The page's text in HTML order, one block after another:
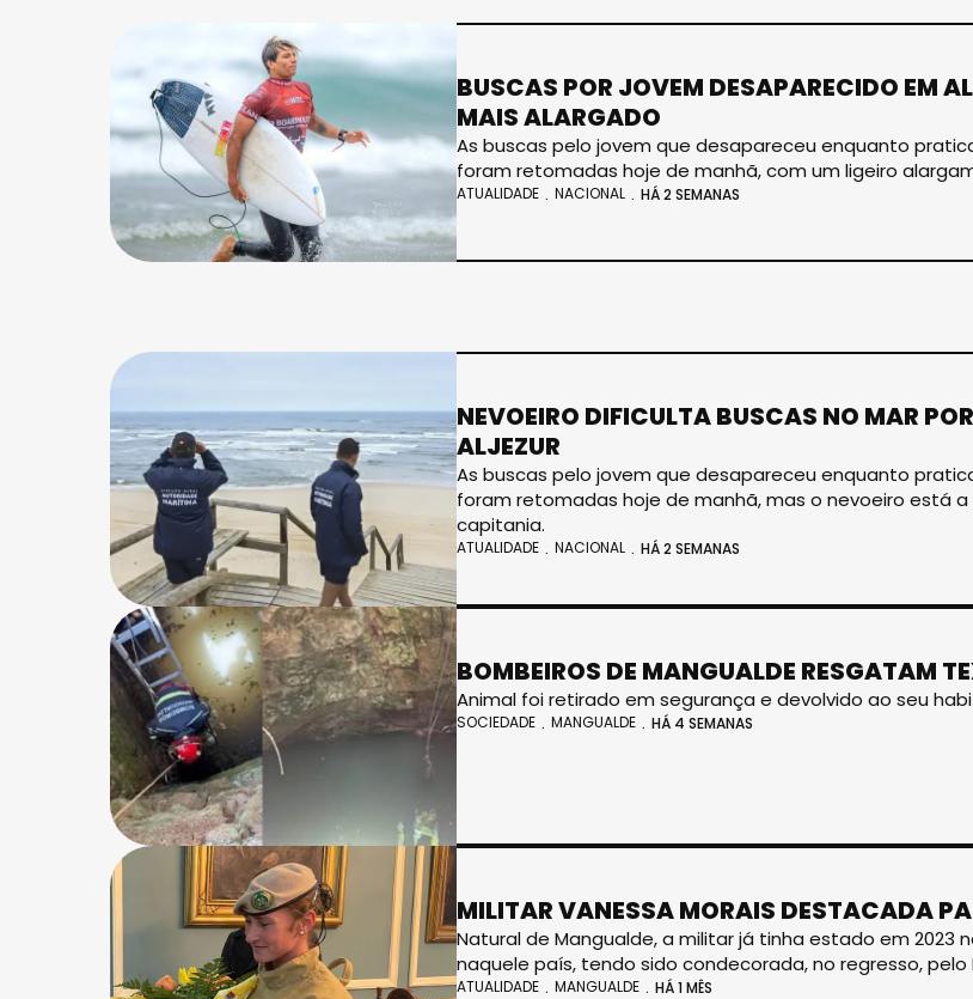
BUSCAS POR JOVEM DESAPARECIDO EM
MAIS ALARGADO
As buscas pelo jovem que desapareceu enquanto
foram retomadas hoje de manhã, com um ligeiro
ATUALIDADE NACIONAL HÁ 2 SEMANAS
NEVOEIRO DIFICULTA BUSCAS NO MAR
ALJEZUR
As buscas pelo jovem que desapareceu enquanto
foram retomadas hoje de manhã, mas o nevoeiro está
capitania.
ATUALIDADE NACIONAL HÁ 2 SEMANAS
BOMBEIROS DE MANGUALDE RESGATAM
Animal foi retirado em segurança e devolvido ao seu
SOCIEDADE MANGUALDE HÁ 4 SEMANAS
MILITAR VANESSA MORAIS DESTACADA
Natural de Mangualde, a militar já tinha estado em 2023
naquele país, tendo sido condecorada, no regresso, pelo
ATUALIDADE MANGUALDE HÁ 1 MÊS